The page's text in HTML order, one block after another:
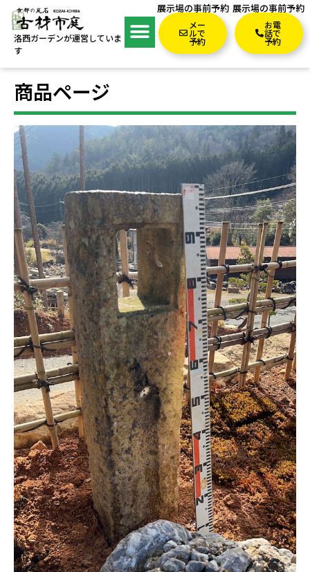
洛西ガーデンが運営していま
す
展示場の事前予約
メー
ルで
予約
展示場の事前予約
お電
話で
予約
商品ページ